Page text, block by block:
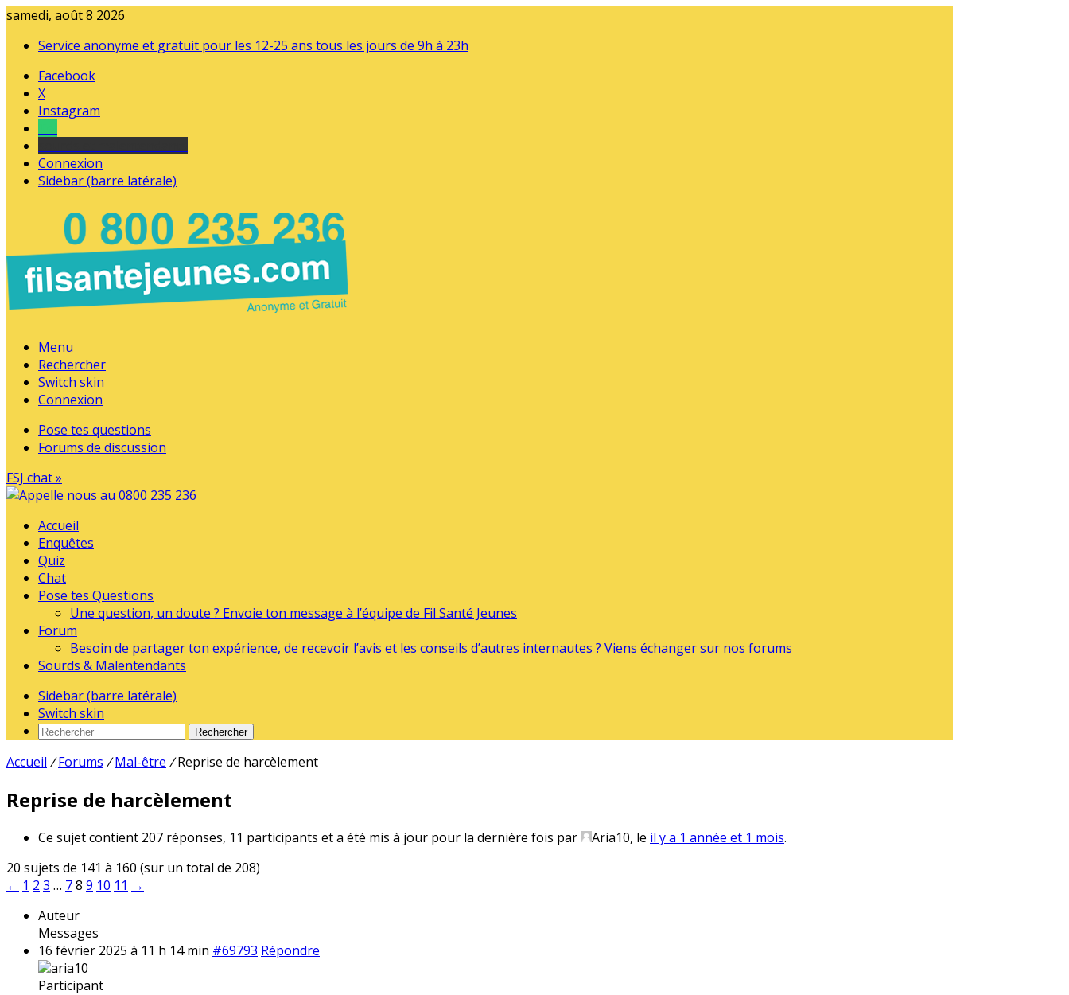
samedi, août 8 2026
Service anonyme et gratuit pour les 12-25 ans tous les jours de 9h à 23h
Facebook
X
Instagram
Connexion
Sidebar (barre latérale)
Menu
Rechercher
Switch skin
Connexion
Pose tes questions
Forums de discussion
FSJ chat »
Accueil
Enquêtes
Quiz
Chat
Pose tes Questions
Une question, un doute ? Envoie ton message à l’équipe de Fil Santé Jeunes
Forum
Besoin de partager ton expérience, de recevoir l’avis et les conseils d’autres internautes ? Viens échanger sur nos forums
Sourds & Malentendants
Sidebar (barre latérale)
Switch skin
Rechercher
Accueil / Forums / Mal-être / Reprise de harcèlement
Reprise de harcèlement
Ce sujet contient 207 réponses, 11 participants et a été mis à jour pour la dernière fois par Aria10, le il y a 1 année et 1 mois.
20 sujets de 141 à 160 (sur un total de 208)
← 1 2 3 … 78 9 10 11 →
Auteur
Messages
16 février 2025 à 11 h 14 min #69793 Répondre
aria10
Participant